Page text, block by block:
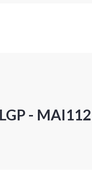
- MAI112